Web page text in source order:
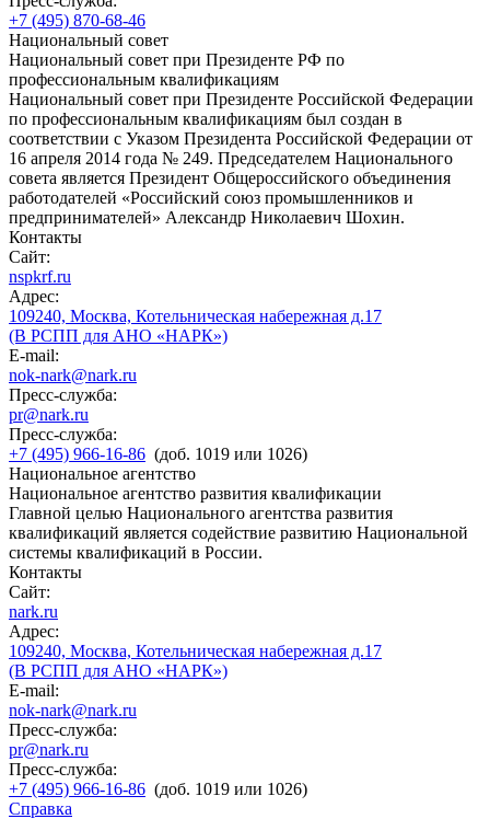
+7 (495) 870-68-46
Национальный совет
Национальный совет при Президенте РФ по
профессиональным квалификациям
Национальный совет при Президенте Российской Федерации
по профессиональным квалификациям был создан в
соответствии с Указом Президента Российской Федерации от
16 апреля 2014 года № 249. Председателем Национального
совета является Президент Общероссийского объединения
работодателей «Российский союз промышленников и
предпринимателей» Александр Николаевич Шохин.
Контакты
Сайт:
nspkrf.ru
Адрес:
109240, Москва, Котельническая набережная д.17
(В РСПП для АНО «НАРК»)
E-mail:
nok-nark@nark.ru
Пресс-служба:
pr@nark.ru
Пресс-служба:
+7 (495) 966-16-86 (доб. 1019 или 1026)
Национальное агентство
Национальное агентство развития квалификации
Главной целью Национального агентства развития
квалификаций является содействие развитию Национальной
системы квалификаций в России.
Контакты
Сайт:
nark.ru
Адрес:
109240, Москва, Котельническая набережная д.17
(В РСПП для АНО «НАРК»)
E-mail:
nok-nark@nark.ru
Пресс-служба:
pr@nark.ru
Пресс-служба:
+7 (495) 966-16-86 (доб. 1019 или 1026)
Справка